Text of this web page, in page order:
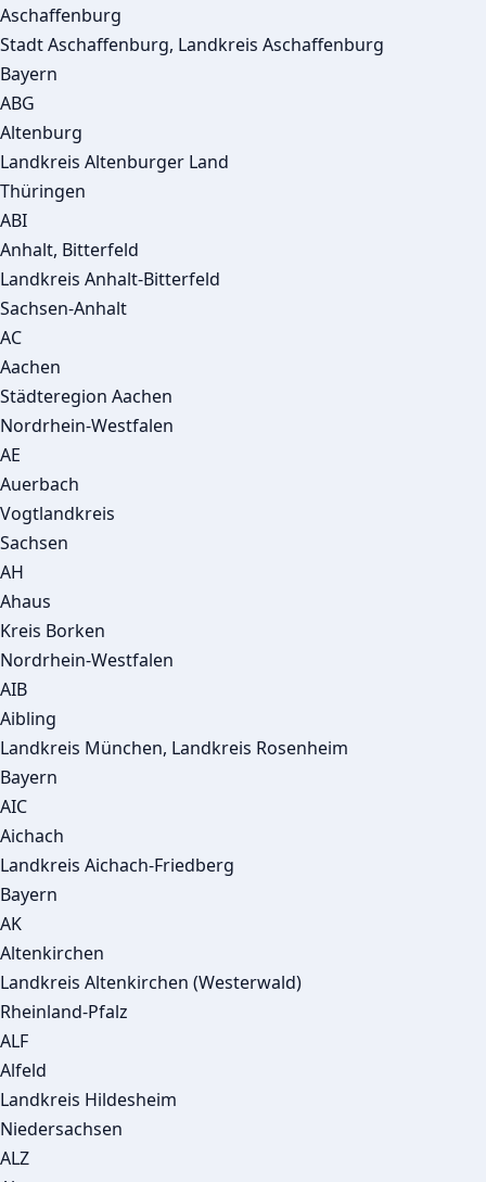
Aschaffenburg
Stadt Aschaffenburg, Landkreis Aschaffenburg
Bayern
ABG
Altenburg
Landkreis Altenburger Land
Thüringen
ABI
Anhalt, Bitterfeld
Landkreis Anhalt-Bitterfeld
Sachsen-Anhalt
AC
Aachen
Städteregion Aachen
Nordrhein-Westfalen
AE
Auerbach
Vogtlandkreis
Sachsen
AH
Ahaus
Kreis Borken
Nordrhein-Westfalen
AIB
Aibling
Landkreis München, Landkreis Rosenheim
Bayern
AIC
Aichach
Landkreis Aichach-Friedberg
Bayern
AK
Altenkirchen
Landkreis Altenkirchen (Westerwald)
Rheinland-Pfalz
ALF
Alfeld
Landkreis Hildesheim
Niedersachsen
ALZ